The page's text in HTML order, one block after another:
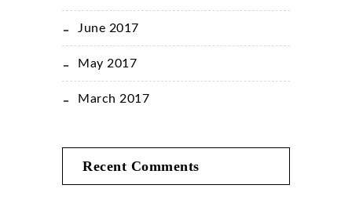
June 2017
May 2017
March 2017
Recent Comments